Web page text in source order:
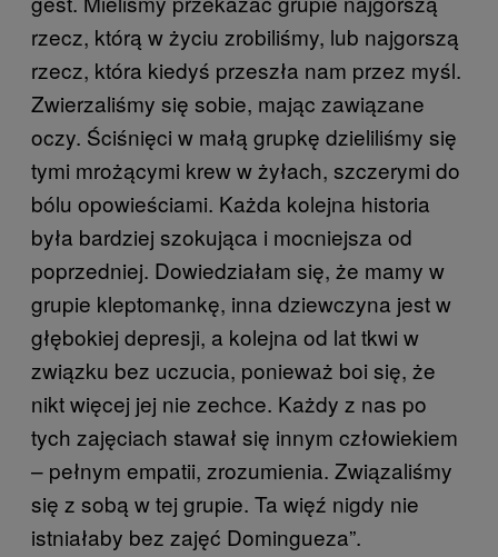
rzecz, którą w życiu zrobiliśmy, lub najgorszą
rzecz, która kiedyś przeszła nam przez myśl.
Zwierzaliśmy się sobie, mając zawiązane
oczy. Ściśnięci w małą grupkę dzieliliśmy się
tymi mrożącymi krew w żyłach, szczerymi do
bólu opowieściami. Każda kolejna historia
była bardziej szokująca i mocniejsza od
poprzedniej. Dowiedziałam się, że mamy w
grupie kleptomankę, inna dziewczyna jest w
głębokiej depresji, a kolejna od lat tkwi w
związku bez uczucia, ponieważ boi się, że
nikt więcej jej nie zechce. Każdy z nas po
tych zajęciach stawał się innym człowiekiem
– pełnym empatii, zrozumienia. Związaliśmy
się z sobą w tej grupie. Ta więź nigdy nie
istniałaby bez zajęć Domingueza”.